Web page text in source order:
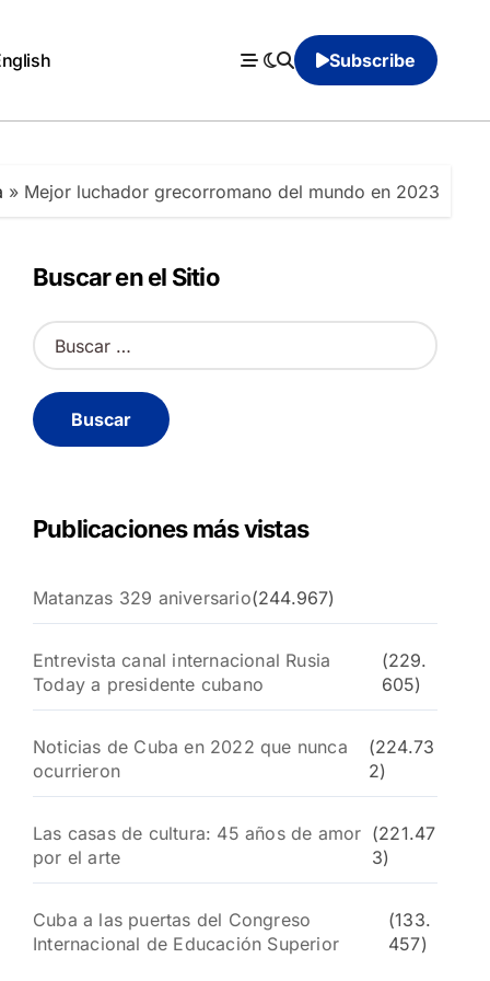
Subscribe
» Mejor luchador grecorromano del mundo en 2023
Buscar en el Sitio
B
u
c
a
Publicaciones más vistas
Matanzas 329 aniversario(244.967)
Entrevista canal internacional Rusia
Today a presidente cubano
(229.
605)
Noticias de Cuba en 2022 que nunca
ocurrieron
(224.73
2)
Las casas de cultura: 45 años de amor
por el arte
(221.47
3)
Cuba a las puertas del Congreso
Internacional de Educación Superior
(133.
457)